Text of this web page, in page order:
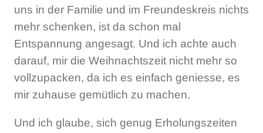
uns in der Familie und im Freundeskreis nichts
mehr schenken, ist da schon mal
Entspannung angesagt. Und ich achte auch
darauf, mir die Weihnachtszeit nicht mehr so
vollzupacken, da ich es einfach geniesse, es
mir zuhause gemütlich zu machen.
Und ich glaube, sich genug Erholungszeiten